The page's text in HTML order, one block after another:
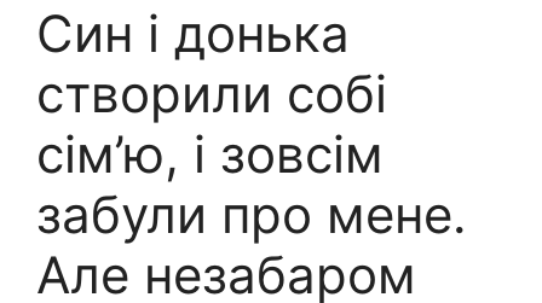
Син і донька
створили собі
сім’ю, і зовсім
забули про мене.
Але незабаром